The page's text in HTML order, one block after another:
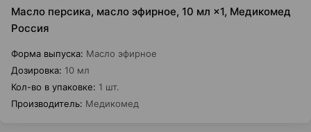
Масло персика, масло эфирное, 10 мл ×1, Медикомед
Россия
Форма выпуска: Масло эфирное
Дозировка: 10 мл
Кол-во в упаковке: 1 шт.
Производитель: Медикомед